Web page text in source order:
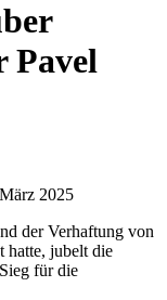
Pavel
2025
der Verhaftung von
hatte, jubelt die
für die